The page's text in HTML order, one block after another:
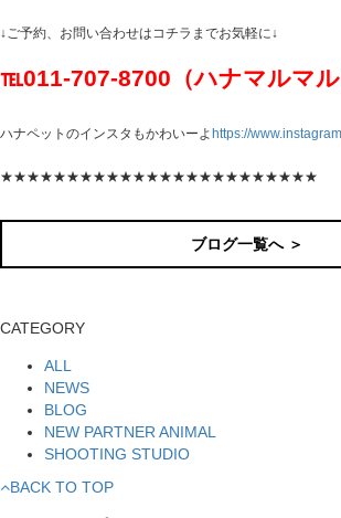
↓ご予約、お問い合わせはコチラまでお気軽に↓
℡011-707-8700（ハナマルマル
ハナペットのインスタもかわいーよ https://
★★★★★★★★★★★★★★★★★★★★★★★★
ブログ一覧へ ＞
CATEGORY
ALL
NEWS
BLOG
NEW PARTNER ANIMAL
SHOOTING STUDIO
BACK TO TOP